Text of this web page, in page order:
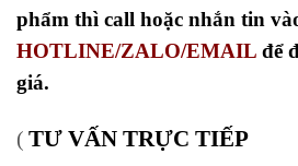
phẩm thì call hoặc nhắn tin
HOTLINE/ZALO/EMAIL để
giá.
( TƯ VẤN TRỰC TIẾP